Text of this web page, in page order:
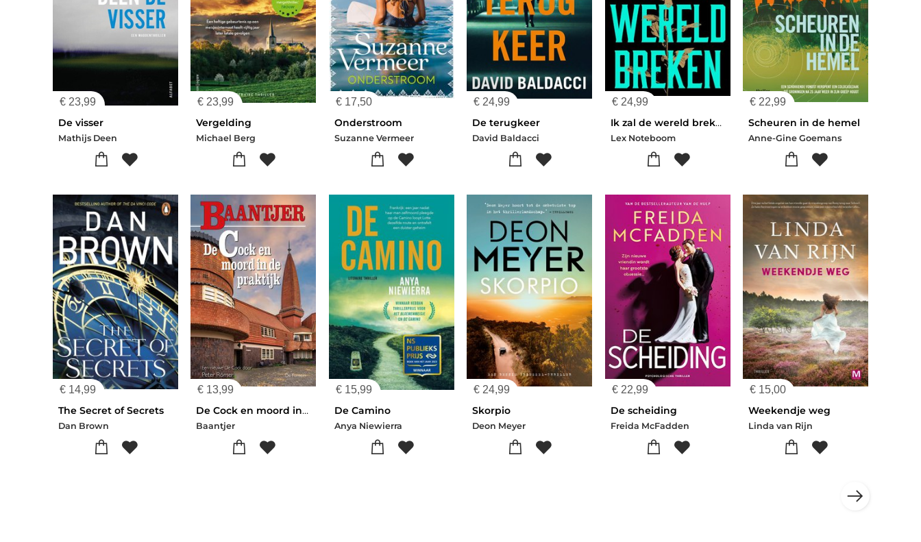
€23,99
De visser
Mathijs Deen
€ 23,99
Vergelding
Michael Berg
€17,50
Onderstroom
Suzanne Vermeer
€ 24,99
De terugkeer
David Baldacci
€24,99
Ik zal de wereld breken
Lex Noteboom
€ 22,99
Scheuren in de hemel
Anne-Gine Goemans
€14,99
The Secret of Secrets
Dan Brown
€ 13,99
De Cock en moord in de praktijk
Baantjer
€15,99
De Camino
Anya Niewierra
€ 24,99
Skorpio
Deon Meyer
€22,99
De scheiding
Freida McFadden
€ 15,00
Weekendje weg
Linda van Rijn